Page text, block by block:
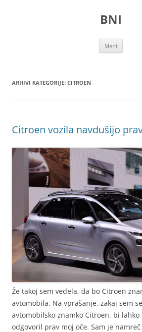
BNI
Meni
ARHIVI KATEGORIJE: CITROEN
Citroen vozila navdušijo
Že takoj sem vedela, da bo Citroen
avtomobila. Na vprašanje, zakaj sem
avtomobilsko znamko Citroen, bi lahko
odgovoril prav moj oče. Sam je